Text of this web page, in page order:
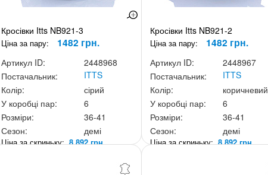
Кросівки Itts NB921-3
Ціна за пару: 1482 грн.
Артикул ID:
2448968
Постачальник:
ITTS
Колір:
сірий
У коробці пар:
6
Розміри:
36-41
Сезон:
демі
Ціна за скриньку:8 892 грн.
Кросівки Itts NB921-2
Ціна за пару: 1482 грн.
Артикул ID:
2448967
Постачальник:
ITTS
Колір:
коричневий
У коробці пар:
6
Розміри:
36-41
Сезон:
демі
Ціна за скриньку:8 892 грн.